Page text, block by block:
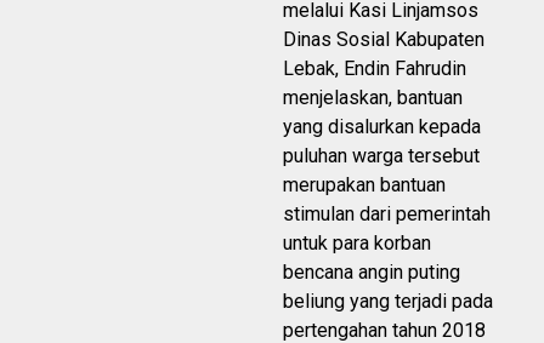
melalui Kasi Linjamsos
Dinas Sosial Kabupaten
Lebak, Endin Fahrudin
menjelaskan, bantuan
yang disalurkan kepada
puluhan warga tersebut
merupakan bantuan
stimulan dari pemerintah
untuk para korban
bencana angin puting
beliung yang terjadi pada
pertengahan tahun 2018